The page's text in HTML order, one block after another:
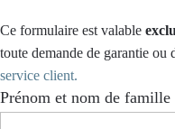
Ce formulaire est valable
toute demande de garantie ou
service client.
Prénom et nom de famille